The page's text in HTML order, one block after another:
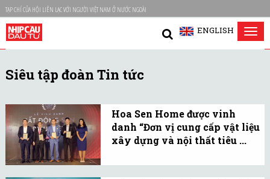
TẠP CHÍ CỦA HỘI LIÊN LẠC VỚI NGƯỜI VIỆT NAM Ở NƯỚC NGOÀI
ENGLISH
Siêu tập đoàn Tin tức
Hoa Sen Home được vinh
danh “Đơn vị cung cấp vật liệu
xây dựng và nội thất tiêu ...